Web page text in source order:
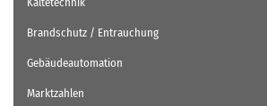
Brandschutz / Entrauchung
Gebäudeautomation
Marktzahlen